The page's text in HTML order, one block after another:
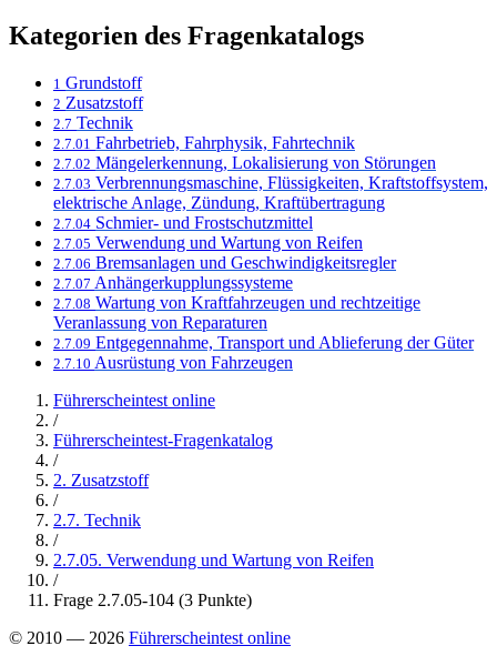
Kategorien des Fragenkatalogs
1 Grundstoff
2 Zusatzstoff
2.7 Technik
2.7.01 Fahrbetrieb, Fahrphysik, Fahrtechnik
2.7.02 Mängelerkennung, Lokalisierung von Störungen
2.7.03 Verbrennungsmaschine, Flüssigkeiten, Kraftstoffsystem,
elektrische Anlage, Zündung, Kraftübertragung
2.7.04 Schmier- und Frostschutzmittel
2.7.05 Verwendung und Wartung von Reifen
2.7.06 Bremsanlagen und Geschwindigkeitsregler
2.7.07 Anhängerkupplungssysteme
2.7.08 Wartung von Kraftfahrzeugen und rechtzeitige
Veranlassung von Reparaturen
2.7.09 Entgegennahme, Transport und Ablieferung der Güter
2.7.10 Ausrüstung von Fahrzeugen
Führerscheintest online
/
Führerscheintest-Fragenkatalog
/
2. Zusatzstoff
/
2.7. Technik
/
2.7.05. Verwendung und Wartung von Reifen
/
Frage 2.7.05-104 (3 Punkte)
© 2010 — 2026 Führerscheintest online